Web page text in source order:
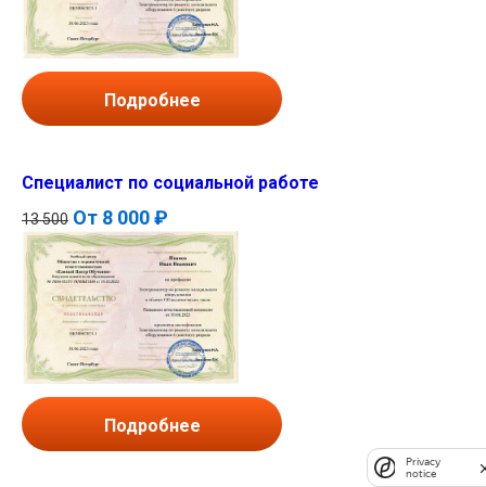
Подробнее
Специалист по социальной работе
13 500 От 8 000 ₽
Подробнее
Privacy
notice